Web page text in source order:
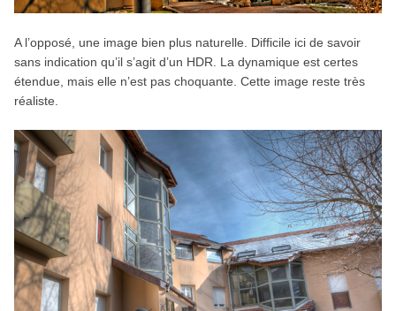
A l’opposé, une image bien plus naturelle. Difficile ici de savoir
sans indication qu’il s’agit d’un HDR. La dynamique est certes
étendue, mais elle n’est pas choquante. Cette image reste très
réaliste.